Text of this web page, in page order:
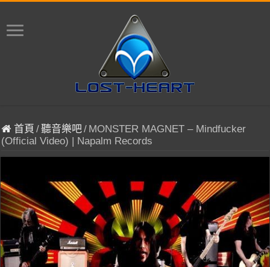
首頁 /聽音樂吧/ MONSTER MAGNET – Mindfucker
(Official Video) | Napalm Records